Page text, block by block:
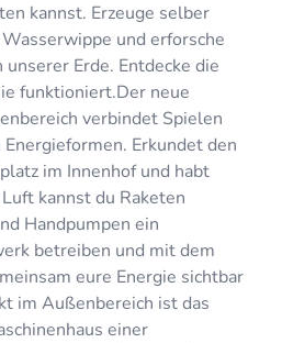
kannst. Erzeuge selber
und erforsche
Erde. Entdecke die
funktioniert.Der neue
verbindet Spielen
Erkundet den
im Innenhof und habt
kannst du Raketen
Handpumpen ein
betreiben und mit dem
eure Energie sichtbar
im Außenbereich ist das
einer